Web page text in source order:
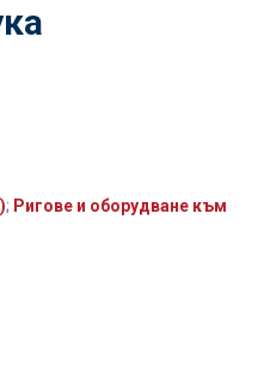
; Ригове и оборудване към